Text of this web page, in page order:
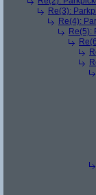
Re(3):
Re(4):
Re(5):